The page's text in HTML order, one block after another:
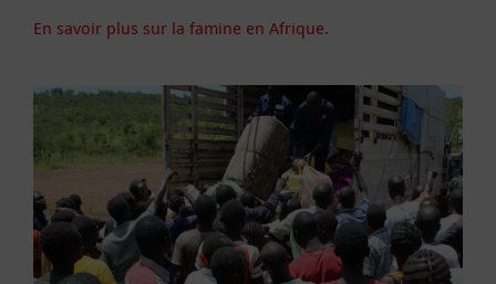
En savoir plus sur la famine en Afrique.